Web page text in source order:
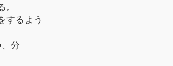
するよう
分